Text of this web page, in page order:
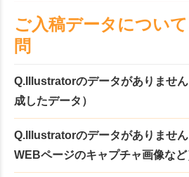
ご入稿データについ
問
Q.Illustratorのデータがありませ
成したデータ）
Q.Illustratorのデータがありません
WEBページのキャプチャ画像など